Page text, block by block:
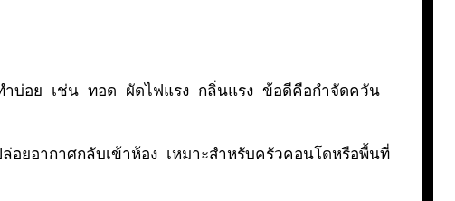
ทำบ่อย เช่น ทอด ผัดไฟแรง กลิ่นแรง ข้อดีคือกำจัดควัน
ยอากาศกลับเข้าห้อง เหมาะสำหรับครัวคอนโดหรือพื้นที่